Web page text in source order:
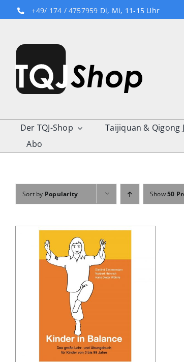
to
+49/ 174 / 4757959 Di, Mi, 11-15 Uhr
Der TQJ-Shop Taijiquan & Qigong
Abo
Sort by Popularity Show50